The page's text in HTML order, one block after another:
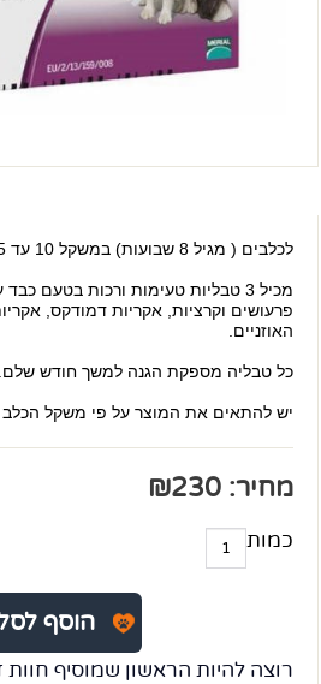
לכלבים ( מגיל 8 שבועות) במשקל 10 עד 25 קילו
מכיל 3 טבליות טעימות ורכות בטעם
פרעושים וקרציות, אקריות דמודקס,
האוזניים.
כל טבליה מספקת הגנה למשך חודש שלם.
יש להתאים את המוצר על פי משקל הכלב
מחיר: ₪230
כמות
הוסף
רוצה להיות הראשון שמוסיף